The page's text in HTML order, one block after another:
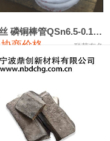
19,000 100
18,100 100
9,700
10,400
磷铜丝 磷铜棒管QSn6.5-0.1 7-0.2 8-0.3
商价格 联荣有色